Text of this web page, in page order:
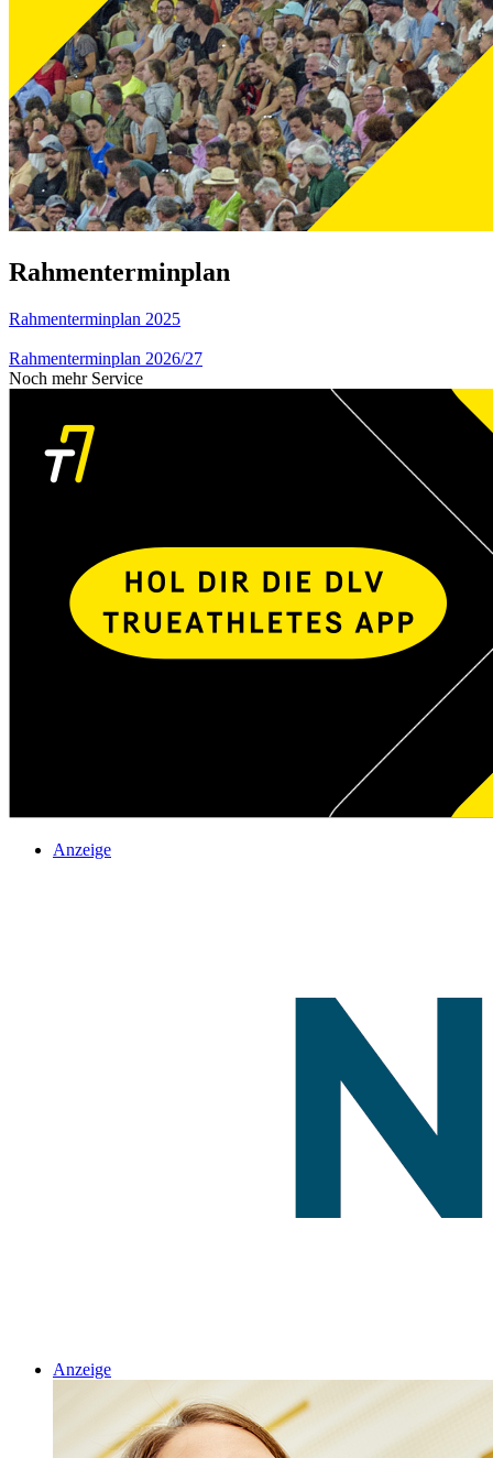
Rahmenterminplan
Rahmenterminplan 2025
Rahmenterminplan 2026/27
Noch mehr Service
Anzeige
Anzeige